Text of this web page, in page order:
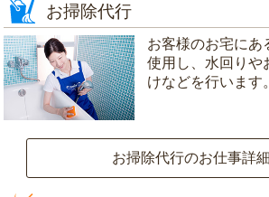
お掃除代行
お客様のお宅にあ
使用し、水回りや
けなどを行います。
お掃除代行のお仕事詳細